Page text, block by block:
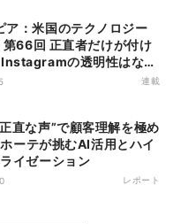
第66回 正直者だけが付け
の透明性はなぜ
るのか
連載
ーテが挑むAI活用とハイ
イゼーション
レポート